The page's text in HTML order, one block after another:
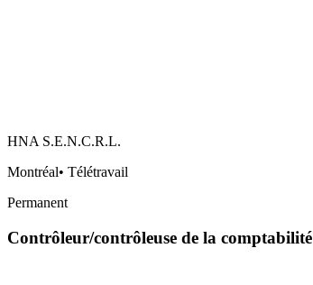
HNA S.E.N.C.R.L.
Montréal• Télétravail
Permanent
Contrôleur/contrôleuse de la comptabilité